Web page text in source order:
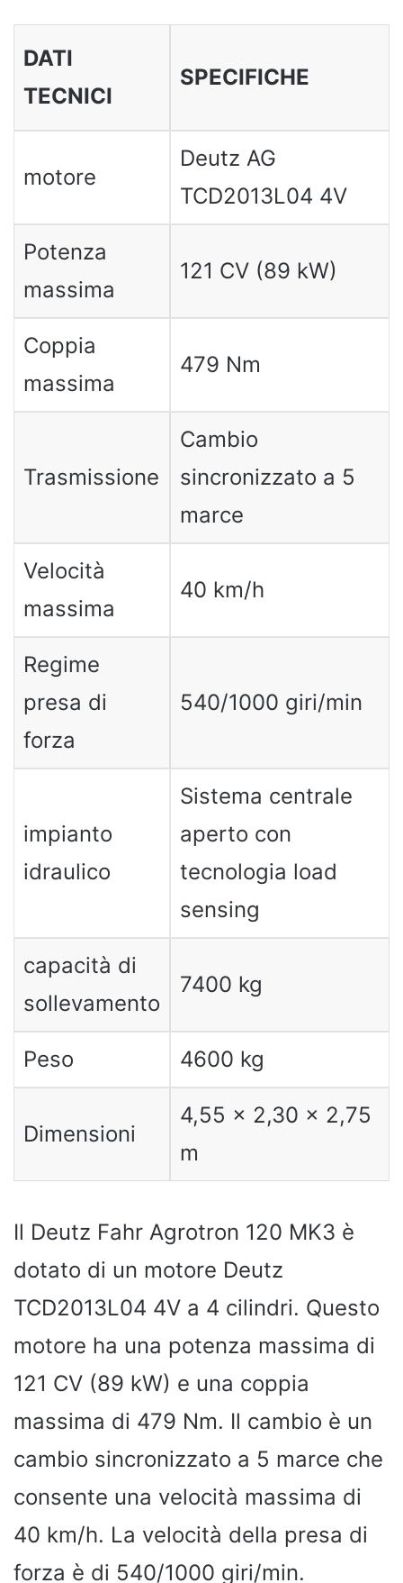
DATI
TECNICI
SPECIFICHE
motore
Deutz AG
TCD2013L04 4V
Potenza
massima
121 CV (89 kW)
Coppia
massima
479 Nm
Trasmissione
Cambio
sincronizzato a 5
marce
Velocità
massima
40 km/h
Regime
presa di
forza
540/1000 giri/min
impianto
idraulico
Sistema centrale
aperto con
tecnologia load
sensing
capacità di
sollevamento
7400 kg
Peso 4600 kg
Dimensioni
4,55 x 2,30 x 2,75
m
Il Deutz Fahr Agrotron 120 MK3 è
dotato di un motore Deutz
TCD2013L04 4V a 4 cilindri. Questo
motore ha una potenza massima di
121 CV (89 kW) e una coppia
massima di 479 Nm. Il cambio è un
cambio sincronizzato a 5 marce che
consente una velocità massima di
40 km/h. La velocità della presa di
forza è di 540/1000 giri/min.